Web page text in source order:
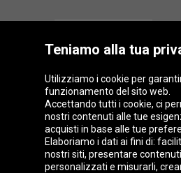
Gruppo Oponeo
Belgique
Česká
Teniamo alla tua
Utilizziamo i cookie per
funzionamento del sito web.
Accettando tutti i cookie, ci
nostri contenuti alle tue
acquisti in base alle tue
Elaboriamo i dati ai fini di:
nostri siti, presentare
personalizzati e misurarli,